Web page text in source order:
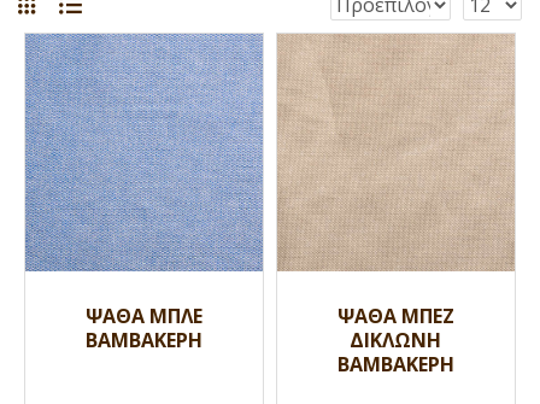
ΨΑΘΑ ΜΠΛΕ
ΒΑΜΒΑΚΕΡΗ
ΨΑΘΑ ΜΠΕΖ
ΔΙΚΛΩΝΗ
ΒΑΜΒΑΚΕΡΗ